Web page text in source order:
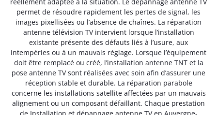
permet de résoudre rapidement les pertes de signal, les
images pixellisées ou l’absence de chaînes. La réparation
antenne télévision TV intervient lorsque l’installation
existante présente des défauts liés à l’usure, aux
intempéries ou à un mauvais réglage. Lorsque l’équipement
doit être remplacé ou créé, l’installation antenne TNT et la
pose antenne TV sont réalisées avec soin afin d’assurer une
réception stable et durable. La réparation parabole
concerne les installations satellite affectées par un mauvais
alignement ou un composant défaillant. Chaque prestation